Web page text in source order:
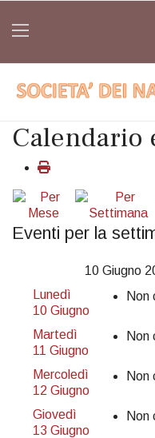
Calendario
Eventi per la
10 Giugno
Lunedì
10 Giugno
Non
Martedì
11 Giugno
Non
Mercoledì
12 Giugno
Non
Giovedì
13 Giugno
Non